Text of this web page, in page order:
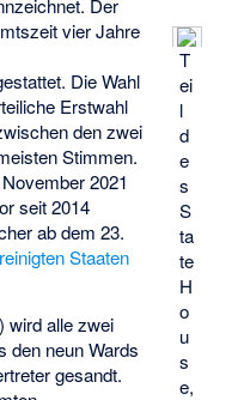
T
ei
l
d
e
s
S
ta
te
H
o
u
s
e,
Der
vier Jahre
Die Wahl
Erstwahl
den zwei
Stimmen.
2021
seit 2014
ab dem 23.
Staaten
wird alle zwei
den neun Wards
gesandt.